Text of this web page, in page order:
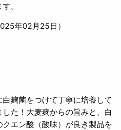
。
年02月25日）
麹菌をつけて丁寧に培養して
した！大麦麹からの旨みと、白
エン酸（酸味）が良き製品を